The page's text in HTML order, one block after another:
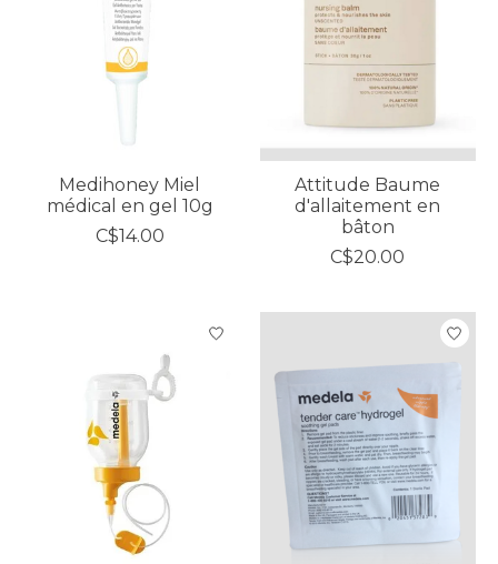
Medihoney Miel
médical en gel 10g
C$14.00
Attitude Baume
d'allaitement en
bâton
C$20.00